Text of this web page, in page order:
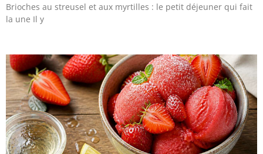
Brioches au streusel et aux myrtilles : le petit déjeuner qui fait
la une Il y